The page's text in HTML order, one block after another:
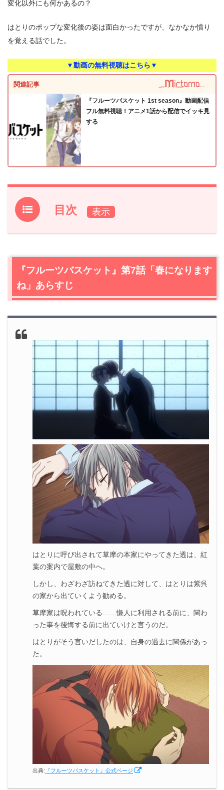
変化以外にも何かあるの？
はとりのポップな変化後の姿は面白かったですが、なかなか憤り
を覚える話でした。
▼動画の無料視聴はこちら▼
関連記事
『フルーツバスケット 1st season』動画配信
フル無料視聴！アニメ1話から配信でイッキ見
する
目次
1.『フルーツバスケット』第7話「春になりますね」あらす
2.
【ネタバレ】『フルーツバスケット』第7話「春になり
ますね」感想
2.1はとりは竜
2.3呪い
『フルーツバスケット』第7話「春になります
ね」あらすじ
はとりに呼び出されて草摩の本家にやってきた透は、紅
葉の案内で屋敷の中へ。
しかし、わざわざ訪ねてきた透に対して、はとりは紫呉
の家から出ていくよう勧める。
草摩家は呪われている……慊人に利用される前に、関わ
った事を後悔する前に出ていけと言うのだ。
はとりがそう言いだしたのは、自身の過去に関係があっ
た。
出典: 『フルーツバスケット』公式ページ